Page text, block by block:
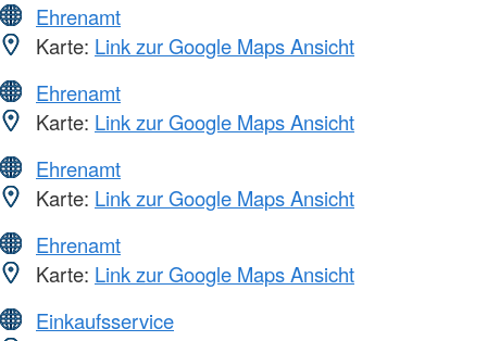
Ehrenamt
Karte: Link zur Google Maps Ansicht
Ehrenamt
Karte: Link zur Google Maps Ansicht
Ehrenamt
Karte: Link zur Google Maps Ansicht
Ehrenamt
Karte: Link zur Google Maps Ansicht
Einkaufsservice